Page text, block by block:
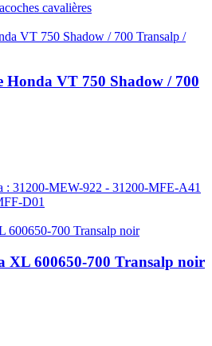
cavalières
Honda VT 750 Shadow / 700
: 31200-MEW-922 - 31200-MFE-A41
D01
XL 600650-700 Transalp noir